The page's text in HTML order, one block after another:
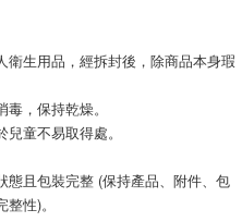
生用品，經拆封後，除商品本身瑕
，保持乾燥。
童不易取得處。
態且包裝完整 (保持產品、附件、包
性)。